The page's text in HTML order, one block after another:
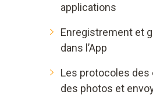
applications
Enregistrement et
dans l’App
Les protocoles
des photos et